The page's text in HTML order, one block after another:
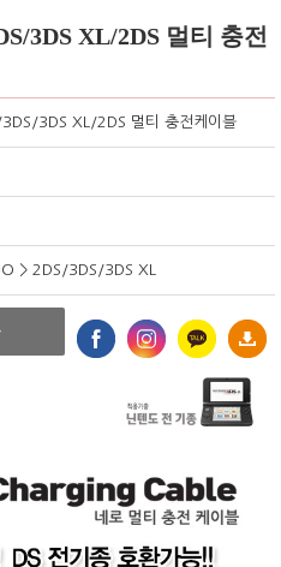
3DS XL/2DS 멀티 충전
3DS XL/2DS 멀티 충전케이블
> 2DS/3DS/3DS XL